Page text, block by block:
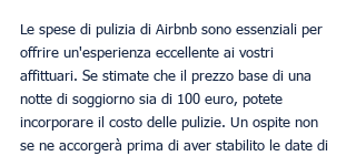
Le spese di pulizia di Airbnb sono essenziali per
offrire un'esperienza eccellente ai vostri
affittuari. Se stimate che il prezzo base di una
notte di soggiorno sia di 100 euro, potete
incorporare il costo delle pulizie. Un ospite non
se ne accorgerà prima di aver stabilito le date di